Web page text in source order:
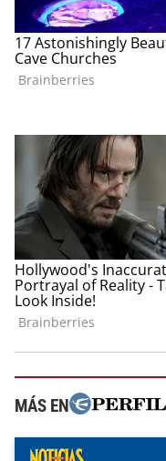
MÁS EN